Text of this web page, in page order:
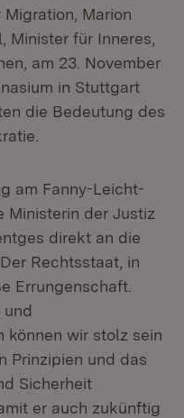
Marion
Minister für Inneres,
am 23. November
in Stuttgart
die Bedeutung des
am Fanny-Leicht-
Ministerin der Justiz
direkt an die
Rechtsstaat, in
Errungenschaft.
und
können wir stolz sein
Prinzipien und das
Sicherheit
er auch zukünftig